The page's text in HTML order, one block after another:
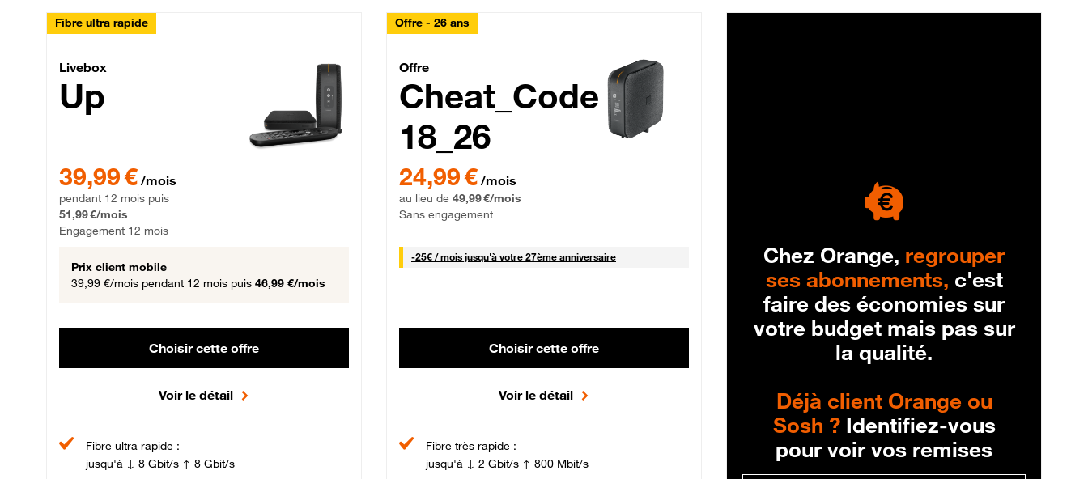
Fibre ultra rapide
Livebox Up Fibre
Livebox
Up
39,99 € /mois
pendant 12 mois puis
51,99 €/mois
Engagement 12 mois
Prix client mobile
39,99 €/mois pendant 12 mois puis 46,99 €/mois
Choisir cette offre
Voir le détail
Fibre ultra rapide :
jusqu'à ↓ 8 Gbit/s ↑ 8 Gbit/s
Offre - 26 ans
Cheat_Code Fibre_18_26
Offre
Cheat_Code
18_26
24,99 € /mois
au lieu de 49,99 €/mois
Sans engagement
-25€ / mois25 € par mois
jusqu'à votre 27ème anniversaire
Choisir cette offre
Voir le détail
Fibre très rapide :
jusqu'à ↓ 2 Gbit/s ↑ 800 Mbit/s
Chez Orange, regrouper
ses abonnements, c'est
faire des économies sur
votre budget mais pas sur
la qualité.
Déjà client Orange ou
Sosh ?Identifiez-vous
pour voir vos remises